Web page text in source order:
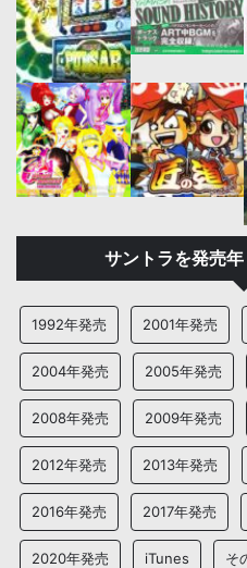
サントラを発売
1992年発売 2001年発売
2004年発売 2005年発売
2008年発売 2009年発売
2012年発売 2013年発売
2016年発売 2017年発売
2020年発売 iTunes そ